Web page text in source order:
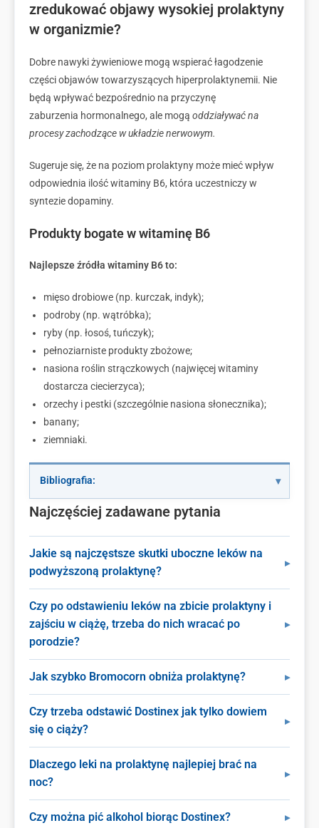
zredukować objawy wysokiej prolaktyny
w organizmie?
Dobre nawyki żywieniowe mogą wspierać łagodzenie
części objawów towarzyszących hiperprolaktynemii. Nie
będą wpływać bezpośrednio na przyczynę
zaburzenia hormonalnego, ale mogą oddziaływać na
procesy zachodzące w układzie nerwowym.
Sugeruje się, że na poziom prolaktyny może mieć wpływ
odpowiednia ilość witaminy B6, która uczestniczy w
syntezie dopaminy.
Produkty bogate w witaminę B6
Najlepsze źródła witaminy B6 to:
mięso drobiowe (np. kurczak, indyk);
podroby (np. wątróbka);
ryby (np. łosoś, tuńczyk);
pełnoziarniste produkty zbożowe;
nasiona roślin strączkowych (najwięcej witaminy
dostarcza ciecierzyca);
orzechy i pestki (szczególnie nasiona słonecznika);
banany;
ziemniaki.
Bibliografia:
Najczęściej zadawane pytania
Jakie są najczęstsze skutki uboczne leków na
podwyższoną prolaktynę?
Czy po odstawieniu leków na zbicie prolaktyny i
zajściu w ciążę, trzeba do nich wracać po
porodzie?
Jak szybko Bromocorn obniża prolaktynę?
Czy trzeba odstawić Dostinex jak tylko dowiem
się o ciąży?
Dlaczego leki na prolaktynę najlepiej brać na
noc?
Czy można pić alkohol biorąc Dostinex?